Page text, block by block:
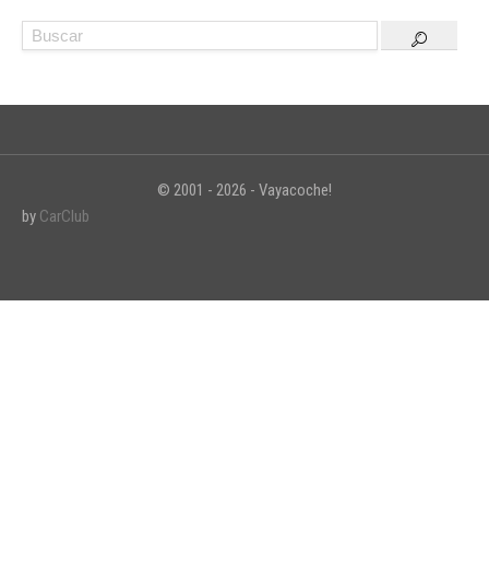
INICIAR SESIÓN
© 2001 - 2026 - Vayacoche!
by CarClub